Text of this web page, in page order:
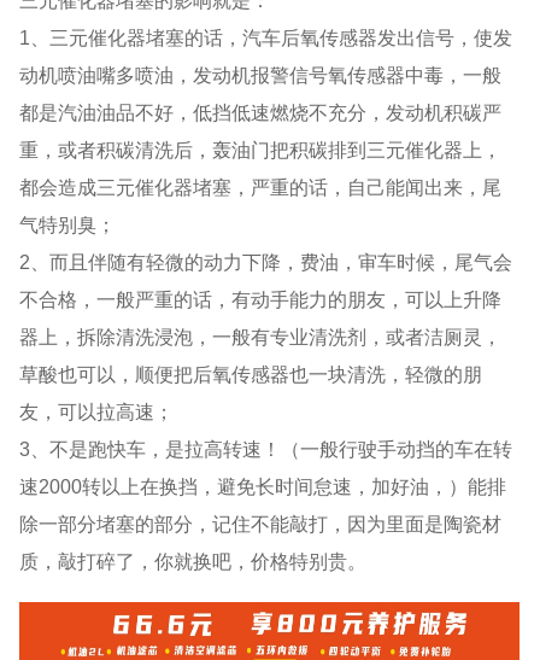
1、三元催化器堵塞的话，汽车后氧传感器发出信号，使发
动机喷油嘴多喷油，发动机报警信号氧传感器中毒，一般
都是汽油油品不好，低挡低速燃烧不充分，发动机积碳严
重，或者积碳清洗后，轰油门把积碳排到三元催化器上，
都会造成三元催化器堵塞，严重的话，自己能闻出来，尾
气特别臭；
2、而且伴随有轻微的动力下降，费油，审车时候，尾气会
不合格，一般严重的话，有动手能力的朋友，可以上升降
器上，拆除清洗浸泡，一般有专业清洗剂，或者洁厕灵，
草酸也可以，顺便把后氧传感器也一块清洗，轻微的朋
友，可以拉高速；
3、不是跑快车，是拉高转速！（一般行驶手动挡的车在转
速2000转以上在换挡，避免长时间怠速，加好油，）能排
除一部分堵塞的部分，记住不能敲打，因为里面是陶瓷材
质，敲打碎了，你就换吧，价格特别贵。